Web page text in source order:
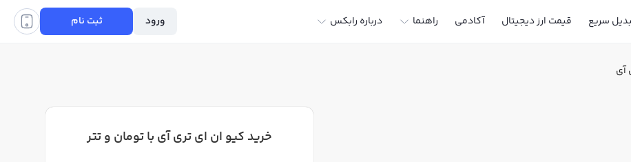
سریع قیمت ارز دیجیتال آکادمی راهنما درباره رابکس ورود ثبت نام
آی
خرید کیو ان ای تری آی با تومان و تتر